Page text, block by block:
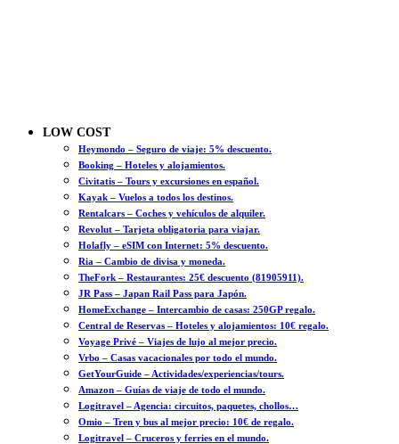
LOW COST
Heymondo – Seguro de viaje: 5% descuento.
Booking – Hoteles y alojamientos.
Civitatis – Tours y excursiones en español.
Kayak – Vuelos a todos los destinos.
Rentalcars – Coches y vehículos de alquiler.
Revolut – Tarjeta obligatoria para viajar.
Holafly – eSIM con Internet: 5% descuento.
Ria – Cambio de divisa y moneda.
TheFork – Restaurantes: 25€ descuento (81905911).
JR Pass – Japan Rail Pass para Japón.
HomeExchange – Intercambio de casas: 250GP regalo.
Central de Reservas – Hoteles y alojamientos: 10€ regalo.
Voyage Privé – Viajes de lujo al mejor precio.
Vrbo – Casas vacacionales por todo el mundo.
GetYourGuide – Actividades/experiencias/tours.
Amazon – Guías de viaje de todo el mundo.
Logitravel – Agencia: circuitos, paquetes, chollos…
Omio – Tren y bus al mejor precio: 10€ de regalo.
Logitravel – Cruceros y ferries en el mundo.